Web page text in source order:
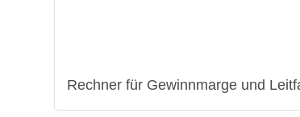
Rechner für Gewinnmarge und